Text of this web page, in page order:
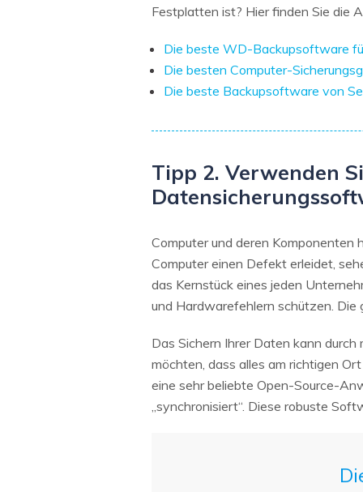
Festplatten ist? Hier finden Sie die
Die beste WD-Backupsoftware
Die besten Computer-
Die beste Backupsoftware von
Tipp 2. Verwenden
Computer und deren Komponenten
Computer einen Defekt erleidet,
das Kernstück eines jeden
und Hardwarefehlern schützen.
Das Sichern Ihrer Daten kann
möchten, dass alles am richtigen
eine sehr beliebte Open-Source-
„synchronisiert“. Diese robuste